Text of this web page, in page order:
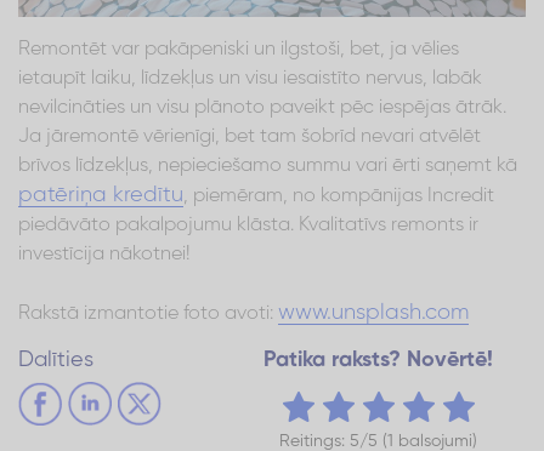
Remontēt var pakāpeniski un ilgstoši, bet, ja vēlies
ietaupīt laiku, līdzekļus un visu iesaistīto nervus, labāk
nevilcināties un visu plānoto paveikt pēc iespējas ātrāk.
Ja jāremontē vērienīgi, bet tam šobrīd nevari atvēlēt
brīvos līdzekļus, nepieciešamo summu vari ērti saņemt kā
patēriņa kredītu, piemēram, no kompānijas Incredit
piedāvāto pakalpojumu klāsta. Kvalitatīvs remonts ir
investīcija nākotnei!
Rakstā izmantotie foto avoti: www.unsplash.com
Dalīties Patika raksts? Novērtē!
Reitings: 5/5 (1 balsojumi)